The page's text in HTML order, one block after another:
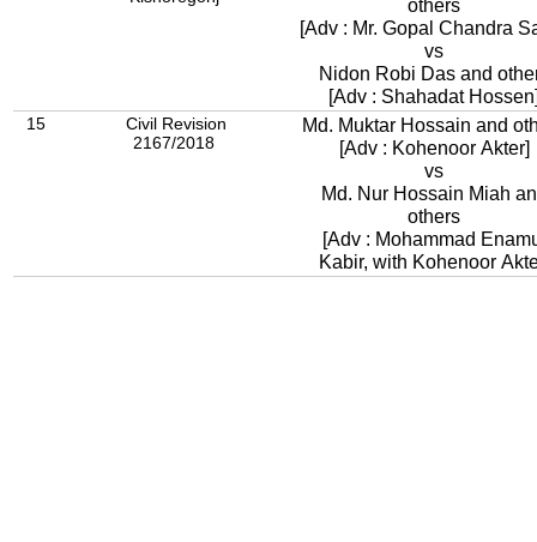
others
[Adv : Mr. Gopal Chandra
vs
Nidon Robi Das and
[Adv : Shahadat
15
Civil Revision
2167/2018
Md. Muktar Hossain and
[Adv : Kohenoor Akter]
vs
Md. Nur Hossain Miah
others
[Adv : Mohammad
Kabir, with Kohenoor